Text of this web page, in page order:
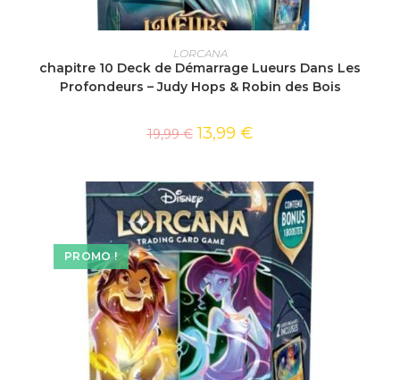
AJOUTER AU PANIER
LORCANA
chapitre 10 Deck de Démarrage Lueurs Dans Les
Profondeurs – Judy Hops & Robin des Bois
19,99€ 13,99 €
PROMO !